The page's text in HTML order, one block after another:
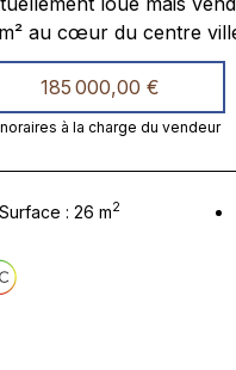
au cœur du centre
est rénové, pas de travaux à prévoir. Il est
de toute commodité. Ce bien comprend, un beau séjour/chambre avec
une kitchenette
185 000,00 €
à la charge du vendeur
Surface : 26 m2